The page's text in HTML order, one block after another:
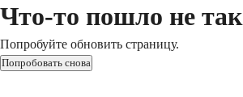
Что-то пошло не так
Попробуйте обновить страницу.
Попробовать снова